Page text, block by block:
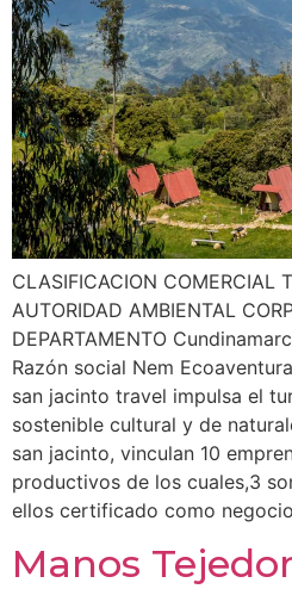
CLASIFICACION COMERCIAL
AUTORIDAD AMBIENTAL
DEPARTAMENTO
Razón social Nem
san jacinto travel impulsa el
sostenible cultural y de
san jacinto, vinculan 10
productivos de los cuales,3
ellos certificado como
Manos